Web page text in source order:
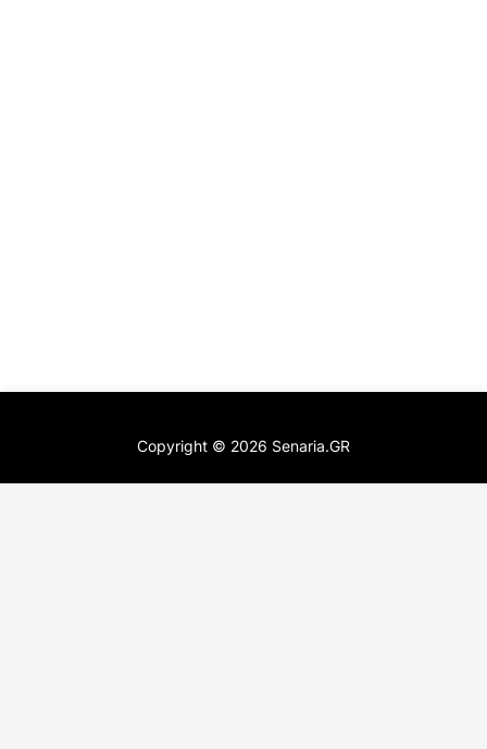
Copyright © 2026 Senaria.GR